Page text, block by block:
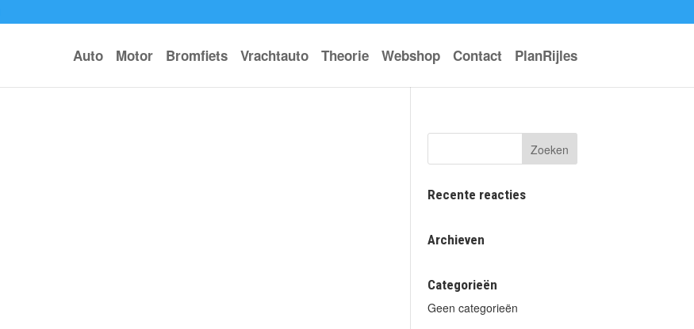
Auto Motor Bromfiets Vrachtauto Theorie Webshop Contact PlanRijles
Recente reacties
Archieven
Categorieën
Geen categorieën